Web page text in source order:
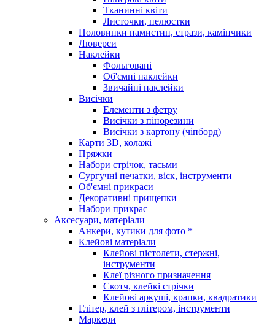
Тканинні квіти
Листочки, пелюстки
Половинки намистин, стрази, камінчики
Люверси
Наклейки
Фольговані
Об'ємні наклейки
Звичайні наклейки
Висічки
Елементи з фетру
Висічки з пінорезини
Висічки з картону (чіпборд)
Карти 3D, колажі
Пряжки
Набори стрічок, тасьми
Сургучні печатки, віск, інструменти
Об'ємні прикраси
Декоративні прищепки
Набори прикрас
Аксесуари, матеріали
Анкери, кутики для фото *
Клейові матеріали
Клейові пістолети, стержні,
інструменти
Клеї різного призначення
Скотч, клейкі стрічки
Клейові аркуші, крапки, квадратики
Глітер, клей з глітером, інструменти
Маркери